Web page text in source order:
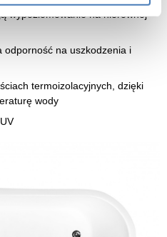
wypoziomowanie na nierównej
odporność na uszkodzenia i
termoizolacyjnych, dzięki
wody